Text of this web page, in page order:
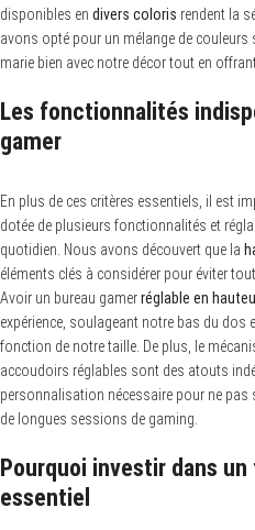
disponibles en divers coloris rendent la
avons opté pour un mélange de
marie bien avec notre décor tout en
Les fonctionnalités
gamer
En plus de ces critères essentiels, il est
dotée de plusieurs fonctionnalités et
quotidien. Nous avons découvert que la
éléments clés à considérer pour éviter
Avoir un bureau gamerréglable en
expérience, soulageant notre bas du
fonction de notre taille. De plus, le
accoudoirs réglables sont des atouts
personnalisation nécessaire pour ne
de longues sessions de gaming.
Pourquoi investir dans
essentiel